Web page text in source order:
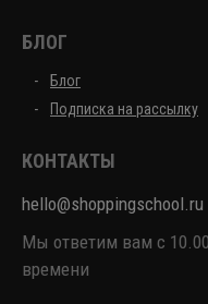
БЛОГ
Блог
Подписка на рассылку
КОНТАКТЫ
hello@shoppingschool.ru
Мы ответим вам с
времени